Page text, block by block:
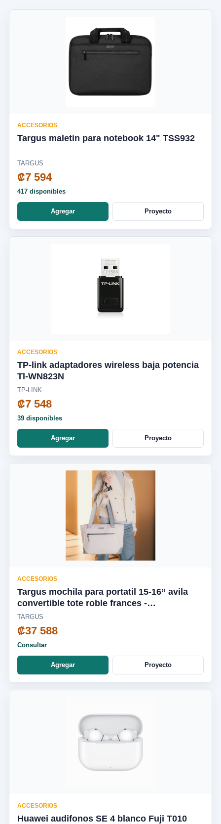
ACCESORIOS
Targus maletin para notebook 14" TSS932
TARGUS
₡7 594
417 disponibles
Agregar Proyecto
ACCESORIOS
TP-link adaptadores wireless baja potencia
Tl-WN823N
TP-LINK
₡7 548
39 disponibles
Agregar Proyecto
ACCESORIOS
Targus mochila para portatil 15-16” avila
convertible tote roble frances -
TBA00113GL
TARGUS
₡37 588
Consultar
Agregar Proyecto
ACCESORIOS
Huawei audifonos SE 4 blanco Fuji T010